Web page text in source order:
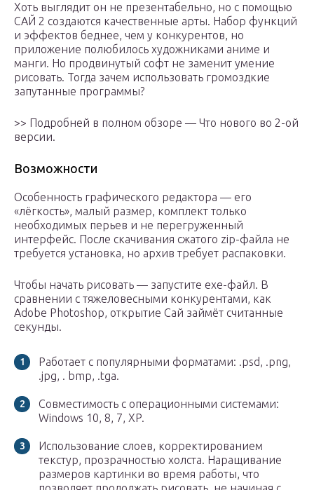
Хоть выглядит он не презентабельно, но с помощью
САЙ 2 создаются качественные арты. Набор функций
и эффектов беднее, чем у конкурентов, но
приложение полюбилось художниками аниме и
манги. Но продвинутый софт не заменит умение
рисовать. Тогда зачем использовать громоздкие
запутанные программы?
>> Подробней в полном обзоре — Что нового во 2-ой
версии.
Возможности
Особенность графического редактора — его
«лёгкость», малый размер, комплект только
необходимых перьев и не перегруженный
интерфейс. После скачивания сжатого zip-файла не
требуется установка, но архив требует распаковки.
Чтобы начать рисовать — запустите exe-файл. В
сравнении с тяжеловесными конкурентами, как
Adobe Photoshop, открытие Сай займёт считанные
секунды.
Работает с популярными форматами: .psd, .png,
.jpg, . bmp, .tga.
Совместимость с операционными системами:
Windows 10, 8, 7, XP.
Использование слоев, корректированием
текстур, прозрачностью холста. Наращивание
размеров картинки во время работы, что